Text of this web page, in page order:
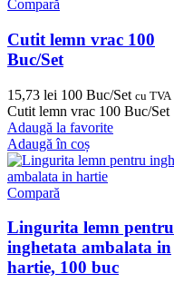
Compară
Cutit lemn vrac 100
Buc/Set
15,73 lei 100 Buc/Set cu TVA
Cutit lemn vrac 100 Buc/Set
Adaugă la favorite
Adaugă în coș
Compară
Lingurita lemn pentru
inghetata ambalata in
hartie, 100 buc